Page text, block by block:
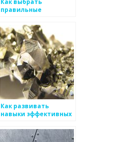
правильные
налогообложения для
бизнеса
металлоизделий
Как развивать
навыки эффективных
по металлоизделиям